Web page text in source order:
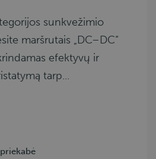
sunkvežimio
maršrutais „DC–DC“
efektyvų ir
tarp...